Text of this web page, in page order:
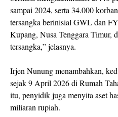
sampai 2024, serta 34.000
tersangka berinisial GWL dan
Kupang, Nusa Tenggara Timur,
tersangka,” jelasnya.
Irjen Nunung menambahkan,
sejak 9 April 2026 di Rumah
itu, penyidik juga menyita aset
miliaran rupiah.